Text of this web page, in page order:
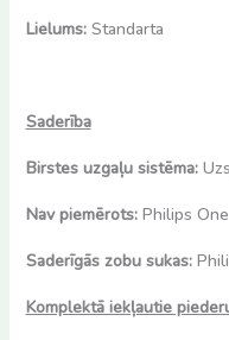
Lielums:Standarta
Saderība
Birstes uzgaļu sistēma:
Nav piemērots:Philips One
Saderīgās zobu sukas:
Komplektā iekļautie